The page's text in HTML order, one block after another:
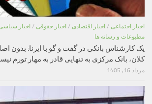
اخبار اجتماعی / اخبار اقتصادی / اخبار حقوقی / اخبار
مطبوعات و رسانه ها
یک کارشناس بانکی در گفت و گو با ایرنا: بدون
کلان، بانک مرکزی به تنهایی قادر به مهار تورم
مرداد 16, 1405